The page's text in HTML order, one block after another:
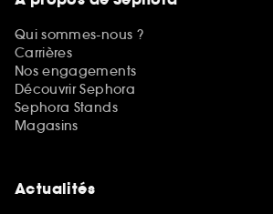
Qui sommes-nous ?
Carrières
Nos engagements
Découvrir Sephora
Sephora Stands
Magasins
Actualités